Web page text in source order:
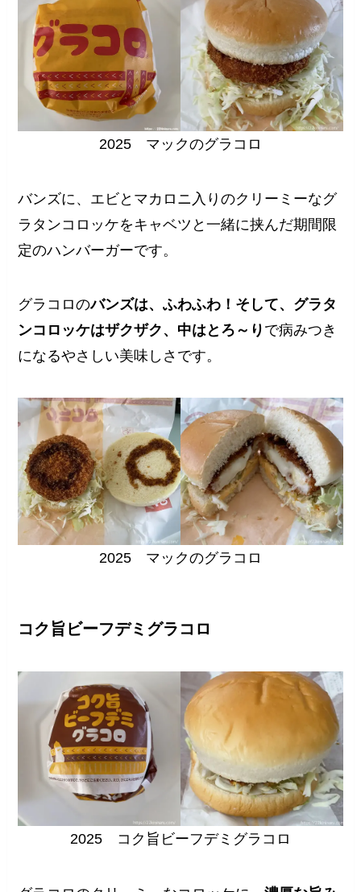
2025 マックのグラコロ
バンズに、エビとマカロニ入りのクリーミーなグ
ラタンコロッケをキャベツと一緒に挟んだ期間限
定のハンバーガーです。
グラコロのバンズは、ふわふわ！そして、グラタ
ンコロッケはザクザク、中はとろ～り で病みつき
になるやさしい美味しさです。
2025 マックのグラコロ
コク旨ビーフデミグラコロ
2025 コク旨ビーフデミグラコロ